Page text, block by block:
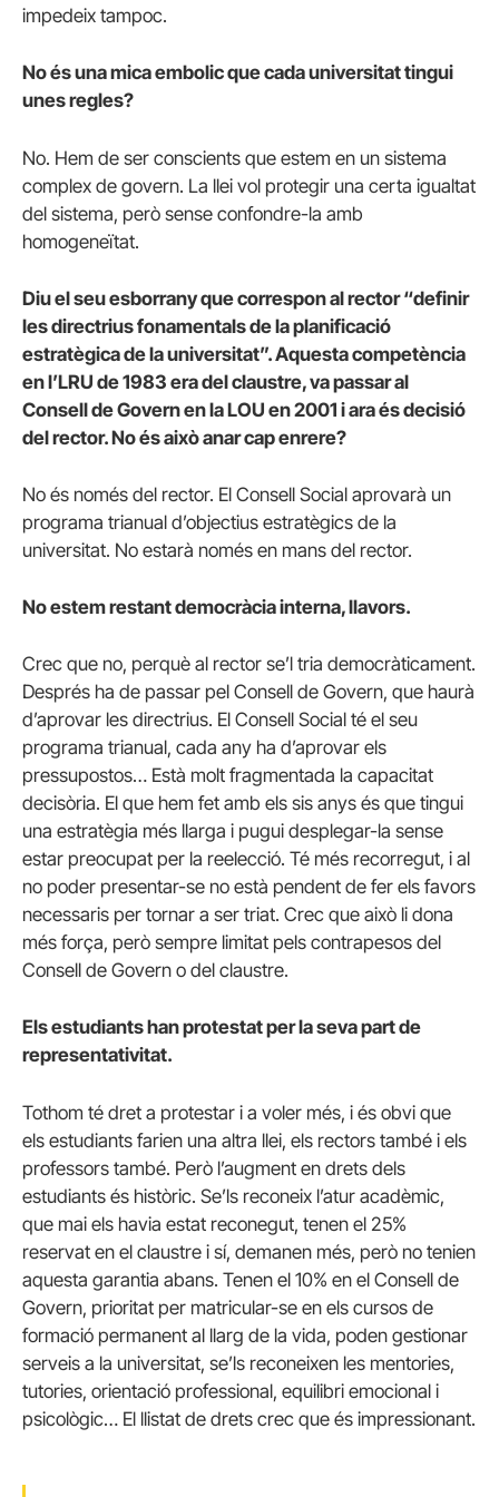
impedeix tampoc.
No és una mica embolic que cada universitat tingui
unes regles?
No. Hem de ser conscients que estem en un sistema
complex de govern. La llei vol protegir una certa igualtat
del sistema, però sense confondre-la amb
homogeneïtat.
Diu el seu esborrany que correspon al rector “definir
les directrius fonamentals de la planificació
estratègica de la universitat”. Aquesta competència
en l’LRU de 1983 era del claustre, va passar al
Consell de Govern en la LOU en 2001 i ara és decisió
del rector. No és això anar cap enrere?
No és només del rector. El Consell Social aprovarà un
programa trianual d’objectius estratègics de la
universitat. No estarà només en mans del rector.
No estem restant democràcia interna, llavors.
Crec que no, perquè al rector se’l tria democràticament.
Després ha de passar pel Consell de Govern, que haurà
d’aprovar les directrius. El Consell Social té el seu
programa trianual, cada any ha d’aprovar els
pressupostos… Està molt fragmentada la capacitat
decisòria. El que hem fet amb els sis anys és que tingui
una estratègia més llarga i pugui desplegar-la sense
estar preocupat per la reelecció. Té més recorregut, i al
no poder presentar-se no està pendent de fer els favors
necessaris per tornar a ser triat. Crec que això li dona
més força, però sempre limitat pels contrapesos del
Consell de Govern o del claustre.
Els estudiants han protestat per la seva part de
representativitat.
Tothom té dret a protestar i a voler més, i és obvi que
els estudiants farien una altra llei, els rectors també i els
professors també. Però l’augment en drets dels
estudiants és històric. Se’ls reconeix l’atur acadèmic,
que mai els havia estat reconegut, tenen el 25%
reservat en el claustre i sí, demanen més, però no tenien
aquesta garantia abans. Tenen el 10% en el Consell de
Govern, prioritat per matricular-se en els cursos de
formació permanent al llarg de la vida, poden gestionar
serveis a la universitat, se’ls reconeixen les mentories,
tutories, orientació professional, equilibri emocional i
psicològic… El llistat de drets crec que és impressionant.